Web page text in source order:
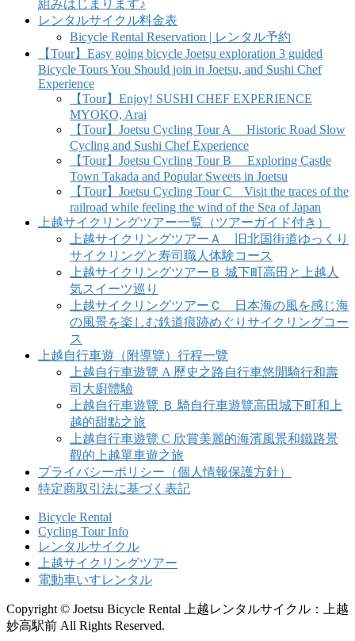
組みはじまります♪
レンタルサイクル料金表
Bicycle Rental Reservation | レンタル予約
【Tour】Easy going bicycle Joetsu exploration 3 guided
Bicycle Tours You Should join in Joetsu, and Sushi Chef
Experience
【Tour】Enjoy! SUSHI CHEF EXPERIENCE
MYOKO, Arai
【Tour】Joetsu Cycling Tour A Historic Road Slow
Cycling and Sushi Chef Experience
【Tour】Joetsu Cycling Tour B Exploring Castle
Town Takada and Popular Sweets in Joetsu
【Tour】Joetsu Cycling Tour C Visit the traces of the
railroad while feeling the wind of the Sea of Japan
上越サイクリングツアー一覧（ツアーガイド付き）
上越サイクリングツアーＡ 旧北国街道ゆっくり
サイクリングと寿司職人体験コース
上越サイクリングツアーＢ 城下町高田と上越人
気スイーツ巡り
上越サイクリングツアーＣ 日本海の風を感じ海
の風景を楽しむ鉄道痕跡めぐりサイクリングコー
ス
上越自行車遊（附導覽）行程一覽
上越自行車遊覽 A 歷史之路自行車悠閒騎行和壽
司大廚體驗
上越自行車遊覽 Ｂ 騎自行車遊覽高田城下町和上
越的甜點之旅
上越自行車遊覽 C 欣賞美麗的海濱風景和鐵路景
觀的上越單車遊之旅
プライバシーポリシー（個人情報保護方針）
特定商取引法に基づく表記
Bicycle Rental
Cycling Tour Info
レンタルサイクル
上越サイクリングツアー
電動車いすレンタル
Copyright © Joetsu Bicycle Rental 上越レンタルサイクル：上越
妙高駅前 All Rights Reserved.